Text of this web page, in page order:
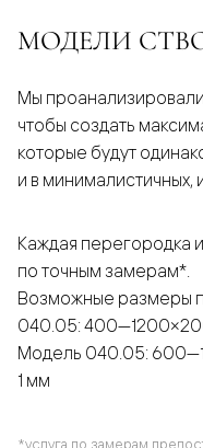
МОДЕЛИ
Мы
чтобы создать
которые будут
и в минималистичных,
Каждая перегородка
по точным замерам*.
Возможные размеры
040.05:
Модель 040.05:
1 мм
*услуга по замерам